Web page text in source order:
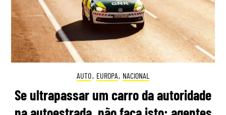
AUTO, EUROPA, NACIONAL
Se ultrapassar um carro da autoridade